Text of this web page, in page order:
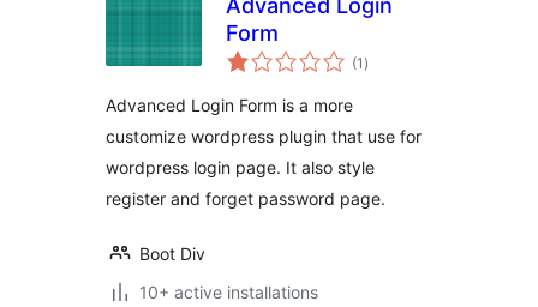
Advanced Login
Form
(1 arvosanat
yhteensä
)
Advanced Login Form is a more
customize wordpress plugin that use for
wordpress login page. It also style
register and forget password page.
Boot Div
10+ active installations